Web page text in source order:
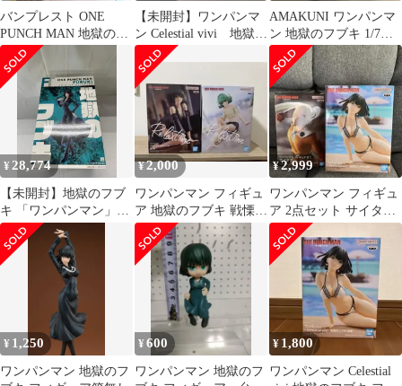
バンプレスト ONE
PUNCH MAN 地獄のフ
ブキ フィギュア
【未開封】ワンパンマ
ン Celestial vivi 地獄の
フブキ フィギュア
AMAKUNI ワンパンマ
ン 地獄のフブキ 1/7ス
ケールフィギュア
¥28,774
【未開封】地獄のフブ
キ 「ワンパンマン」
1/7 塗装済み完成品 あ
みあみ限定
¥2,000
ワンパンマン フィギュ
ア 地獄のフブキ 戦慄の
タツマキ 2体セット
¥2,999
ワンパンマン フィギュ
ア 2点セット サイタマ
地獄のフブキ 未開封
品
¥ 1,250
ワンパンマン 地獄のフ
¥600
ワンパンマン 地獄のフ
¥ 1,800
ワンパンマン Celestial